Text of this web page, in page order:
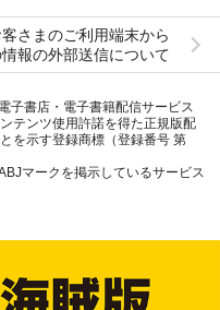
客さまのご利用端末から
報の外部送信について
子書店・電子書籍配信サービス
テンツ使用許諾を得た正規版配
を示す登録商標（登録番号 第
マークを掲示しているサービス